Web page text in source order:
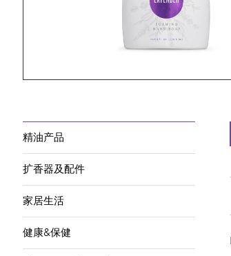
精油产品
扩香器及配件
家居生活
健康&保健